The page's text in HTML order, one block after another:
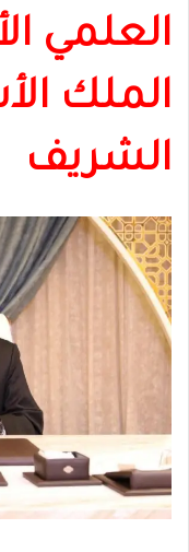
العلمي
الملك
الشريف